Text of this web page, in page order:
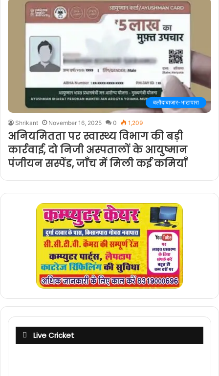
बलौदाबाजार-भाटापारा
Shrikant November 16, 2025 0 1,209
अनियमितता पर स्वास्थ्य विभाग की बड़ी
कार्रवाई, दो निजी अस्पतालों के आयुष्मान
पंजीयन सस्पेंड, जाँच में मिली कई कमियाँ
Live Cricket